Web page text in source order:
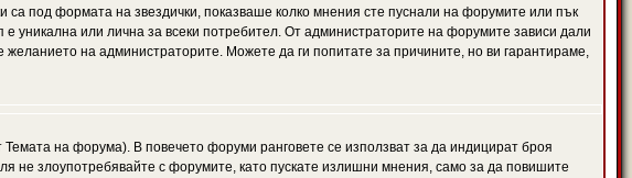
под формата на звездички, показваше колко мнения сте пуснали на форумите или пък
уникална или лична за всеки потребител. От администраторите на форумите зависи дали
на администраторите. Можете да ги попитате за причините, но ви гарантираме,
на форума). В повечето форуми ранговете се използват за да индицират броя
не злоупотребявайте с форумите, като пускате излишни мнения, само за да повишите